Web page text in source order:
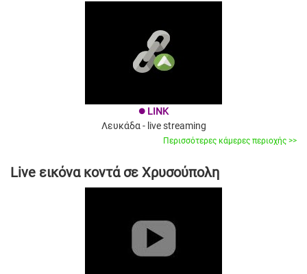
brightness_1 LINK
Λευκάδα - live streaming
Περισσότερες κάμερες περιοχής >>
Live εικόνα κοντά σε Χρυσούπολη